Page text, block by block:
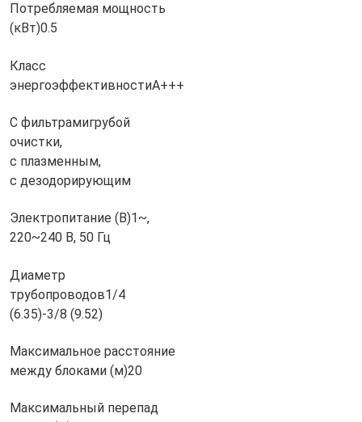
Потребляемая мощность
(кВт)0.5
Класс
энергоэффективностиA+++
С фильтрамигрубой
очистки,
с плазменным,
с дезодорирующим
Электропитание (В)1~,
220~240 В, 50 Гц
Диаметр
трубопроводов1/4
(6.35)-3/8 (9.52)
Максимальное расстояние
между блоками (м)20
Максимальный перепад